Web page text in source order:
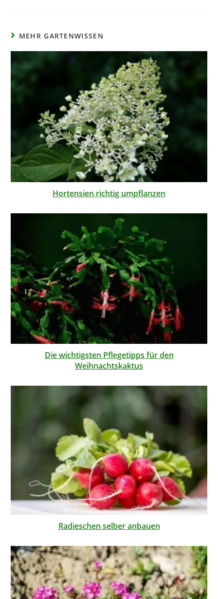
MEHR GARTENWISSEN
Hortensien richtig umpflanzen
Die wichtigsten Pflegetipps für den
Weihnachtskaktus
Radieschen selber anbauen